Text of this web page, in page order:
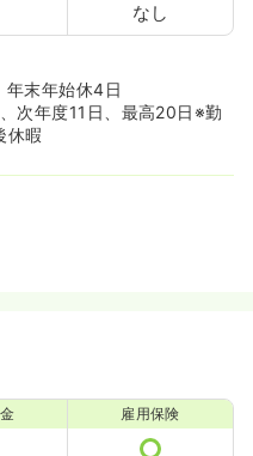
なし
年末年始休4日
次年度11日、最高20日※勤
休暇
雇用保険